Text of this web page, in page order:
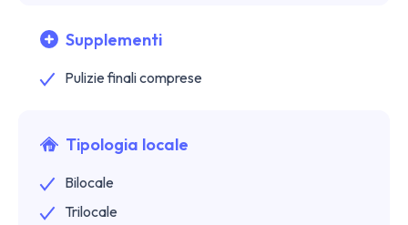
Supplementi
Pulizie finali comprese
Tipologia locale
Bilocale
Trilocale